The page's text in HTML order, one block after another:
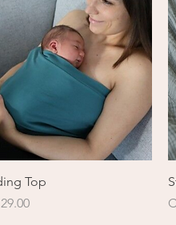
Schnellansicht
Top